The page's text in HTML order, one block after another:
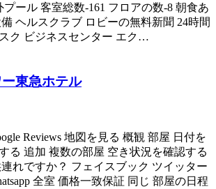
ール 客室総数-161 フロアの数-8 朝食あ
ヘルスクラブ ロビーの無料新聞 24時間
ク ビジネスセンター エク…
東急ホテル
Reviews 地図を見る 概観 部屋 日付を
る 追加 複数の部屋 空き状況を確認する
れですか？ フェイスブック ツイッター
全室 価格一致保証 同じ 部屋の日程